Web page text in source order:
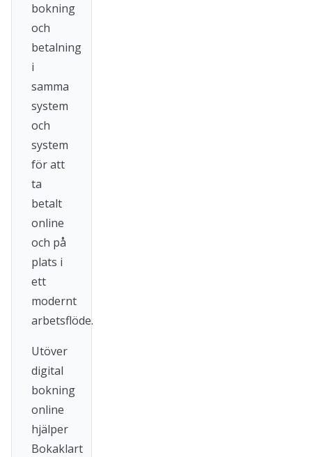
bokning
och
betalning
i
samma
system
och
system
för att
ta
betalt
online
och på
plats i
ett
modernt
arbetsflöde.
Utöver
digital
bokning
online
hjälper
Bokaklart